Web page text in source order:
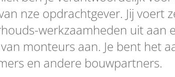
nze opdrachtgever. Jij voert
werkzaamheden uit aan
monteurs aan. Je bent het
en andere bouwpartners.